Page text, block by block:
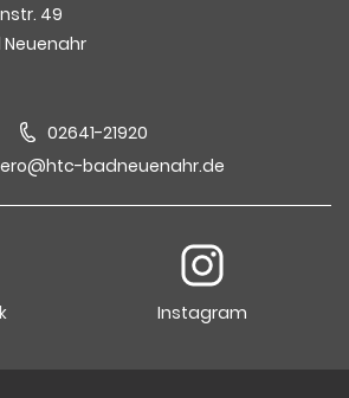
49
02641-21920
badneuenahr.de
Instagram